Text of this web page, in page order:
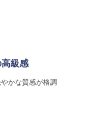
級感
かな質感が格調